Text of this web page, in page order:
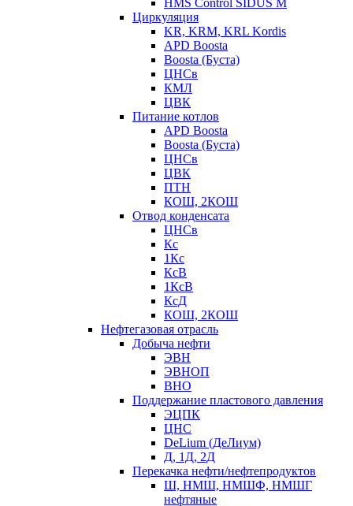
HMS Control SIDUS M
Циркуляция
KR, KRM, KRL Kordis
APD Boosta
Boosta (Буста)
ЦНСв
КМЛ
ЦВК
Питание котлов
APD Boosta
Boosta (Буста)
ЦНСв
ЦВК
ПТН
КОШ, 2КОШ
Отвод конденсата
ЦНСв
Кс
1Кс
КсВ
1КсВ
КсД
КОШ, 2КОШ
Нефтегазовая отрасль
Добыча нефти
ЭВН
ЭВНОП
ВНО
Поддержание пластового давления
ЭЦПК
ЦНС
DeLium (ДеЛиум)
Д, 1Д, 2Д
Перекачка нефти/нефтепродуктов
Ш, НМШ, НМШФ, НМШГ
нефтяные